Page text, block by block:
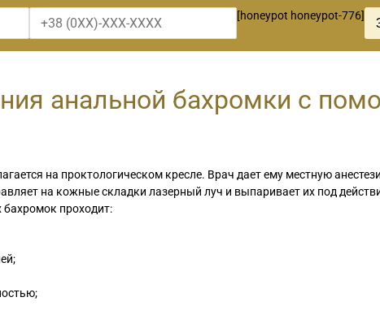
[honeypot honeypot-776]
анальной бахромки с
на проктологическом кресле. Врач дает ему местную
на кожные складки лазерный луч и выпаривает их под
бахромок проходит: